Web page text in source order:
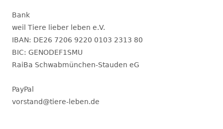
Bank
weil Tiere lieber leben e.V.
IBAN: DE26 7206 9220 0103 2313 80
BIC: GENODEF1SMU
RaiBa Schwabmünchen-Stauden eG
PayPal
vorstand@tiere-leben.de